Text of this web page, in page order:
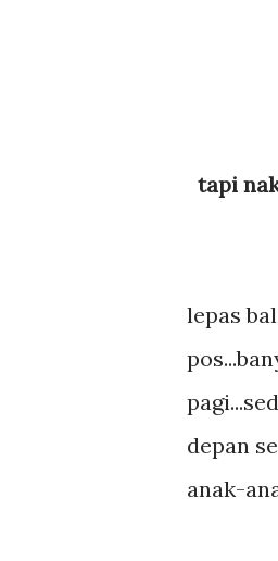
tapi
lepas
depan
anak-